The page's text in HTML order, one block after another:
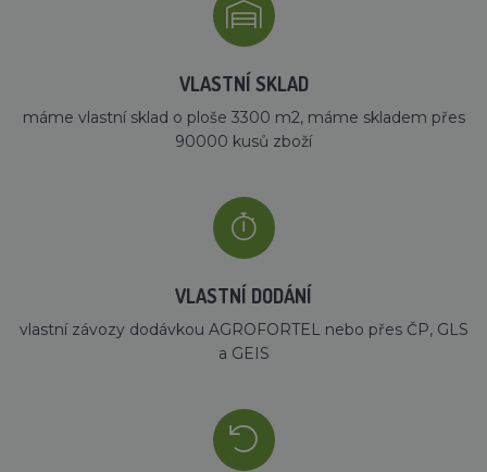
VLASTNÍ SKLAD
máme vlastní sklad o ploše 3300 m2, máme skladem přes
90000 kusů zboží
VLASTNÍ DODÁNÍ
vlastní závozy dodávkou AGROFORTEL nebo přes ČP, GLS
a GEIS